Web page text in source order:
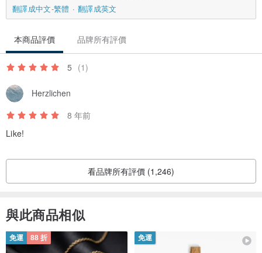
翻譯成中文-繁體
翻譯成英文
本商品評價 品牌所有評價
5 (1)
Herzlichen
8 年前
Like!
看品牌所有評價 (1,246)
與此商品相似
免運 88 折 免運